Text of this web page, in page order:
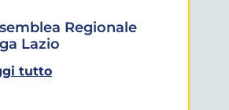
Regionale
Lazio
tutto